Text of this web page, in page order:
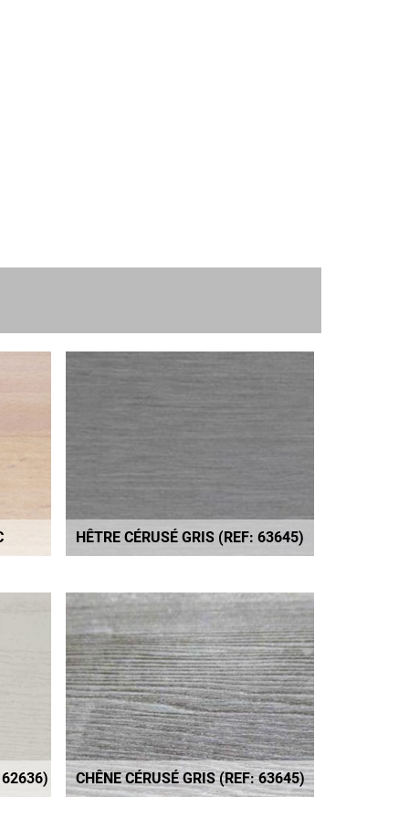
HÊTRE CÉRUSÉ GRIS (REF: 63645)
62636) CHÊNE CÉRUSÉ GRIS (REF: 63645)